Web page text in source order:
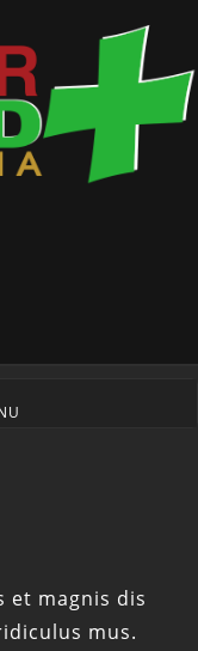
et magnis dis
mus.